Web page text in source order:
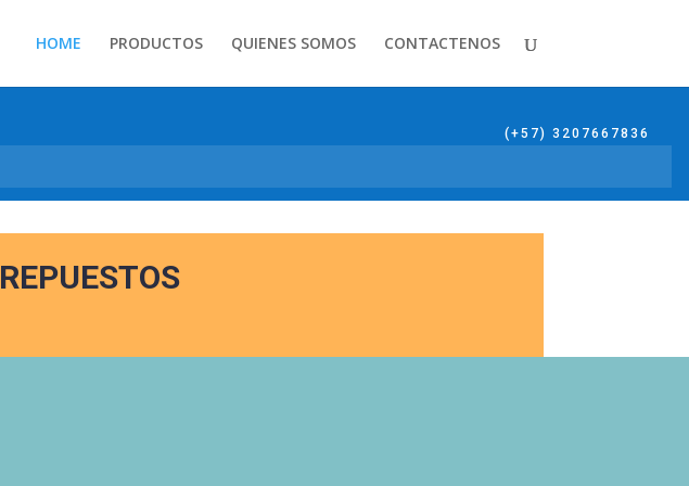
HOME PRODUCTOS QUIENES SOMOS CONTACTENOS
(+57) 3207667836
REPUESTOS